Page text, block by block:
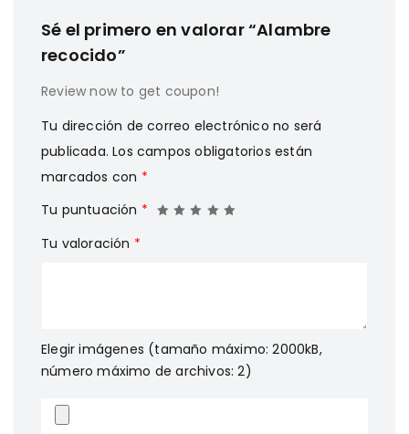
Sé el primero en valorar “Alambre
recocido”
Review now to get coupon!
Tu dirección de correo electrónico no será
publicada. Los campos obligatorios están
marcados con *
Tu puntuación *
Tu valoración *
Elegir imágenes (tamaño máximo: 2000kB,
número máximo de archivos: 2)